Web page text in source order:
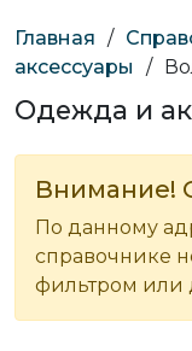
Главная /
аксессуары
/
Одежда и
Внимание!
По данному
справочнике
фильтром или